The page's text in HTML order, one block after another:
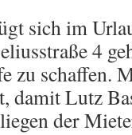
sich im
4
zu schaffen.
damit Lutz
der